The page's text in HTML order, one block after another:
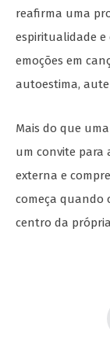
reafirma uma
espiritualidade e
emoções em
autoestima,
Mais do que
um convite para
externa e
começa quando
centro da